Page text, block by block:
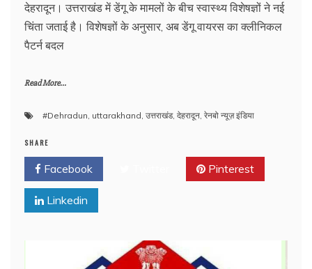
देहरादून। उत्तराखंड में डेंगू के मामलों के बीच स्वास्थ्य विशेषज्ञों ने नई
चिंता जताई है। विशेषज्ञों के अनुसार, अब डेंगू वायरस का क्लीनिकल
पैटर्न बदल
Read More...
#Dehradun, uttarakhand, उत्तराखंड, देहरादून, रेनबो न्यूज़ इंडिया
SHARE
Facebook Pinterest
Linkedin